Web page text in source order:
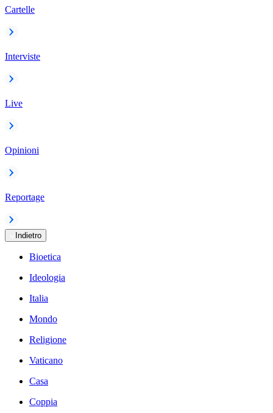
Cartelle
Interviste
Live
Opinioni
Reportage
Indietro
Bioetica
Ideologia
Italia
Mondo
Religione
Vaticano
Casa
Coppia